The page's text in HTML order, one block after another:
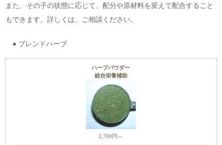
また、その子の状態に応じて、配分や原材料を変えて配合すること
もできます。詳しくは、ご相談ください。
● ブレンドハーブ
ハーブパウダー
総合栄養補助
2,700円～